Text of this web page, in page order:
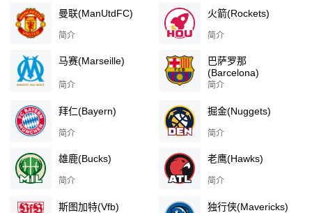
曼联(ManUtdFC)
简介
火箭(Rockets)
简介
马赛(Marseille)
简介
巴萨罗那
(Barcelona)
简介
拜仁(Bayern)
简介
掘金(Nuggets)
简介
雄鹿(Bucks)
简介
老鹰(Hawks)
简介
斯图加特(Vfb) 独行侠(Mavericks)